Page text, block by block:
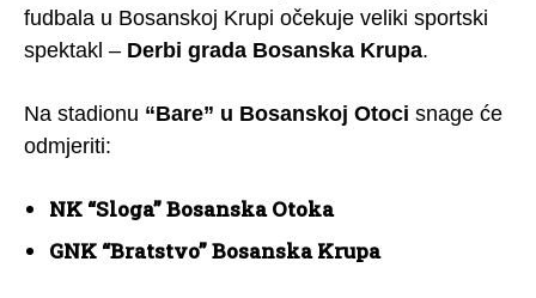
fudbala u Bosanskoj Krupi očekuje veliki sportski
spektakl – Derbi grada Bosanska Krupa.
Na stadionu “Bare” u Bosanskoj Otoci snage će
odmjeriti:
NK “Sloga” Bosanska Otoka
GNK “Bratstvo” Bosanska Krupa